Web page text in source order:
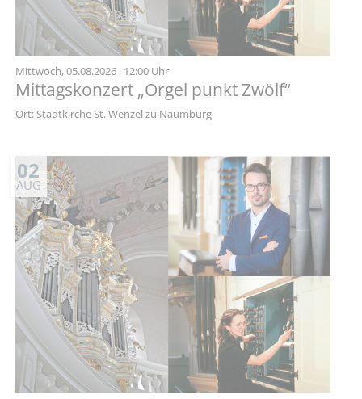
Mittwoch,05.08.2026 , 12:00 Uhr
Mittagskonzert „Orgel punkt Zwölf“
Ort: Stadtkirche St. Wenzel zu Naumburg
02
AUG